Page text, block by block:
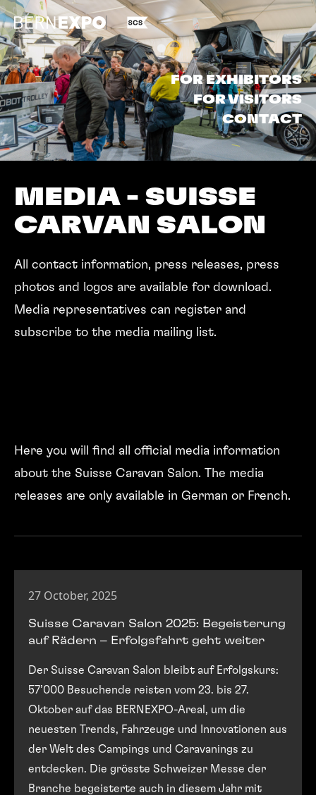
FOR EXHIBITORS
FOR VISITORS
CONTACT
MEDIA - SUISSE
CARVAN SALON
All contact information, press releases, press
photos and logos are available for download.
Media representatives can register and
subscribe to the media mailing list.
Here you will find all official media information
about the Suisse Caravan Salon. The media
releases are only available in German or French.
27 October, 2025
Suisse Caravan Salon 2025: Begeisterung
auf Rädern – Erfolgsfahrt geht weiter
Der Suisse Caravan Salon bleibt auf Erfolgskurs:
57’000 Besuchende reisten vom 23. bis 27.
Oktober auf das BERNEXPO-Areal, um die
neuesten Trends, Fahrzeuge und Innovationen aus
der Welt des Campings und Caravanings zu
entdecken. Die grösste Schweizer Messe der
Branche begeisterte auch in diesem Jahr mit